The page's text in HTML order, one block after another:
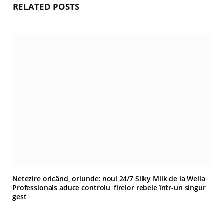
RELATED POSTS
Netezire oricând, oriunde: noul 24/7 Silky Milk de la Wella
Professionals aduce controlul firelor rebele într-un singur
gest